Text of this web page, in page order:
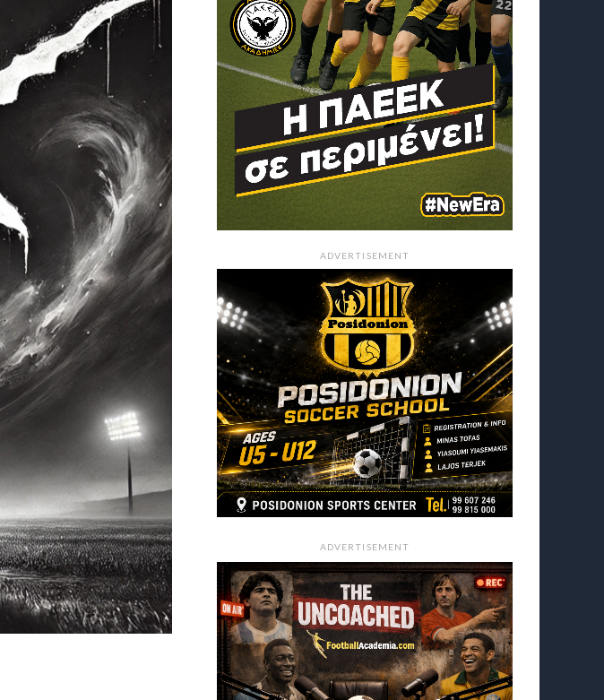
ADVERTISEMENT
ADVERTISEMENT